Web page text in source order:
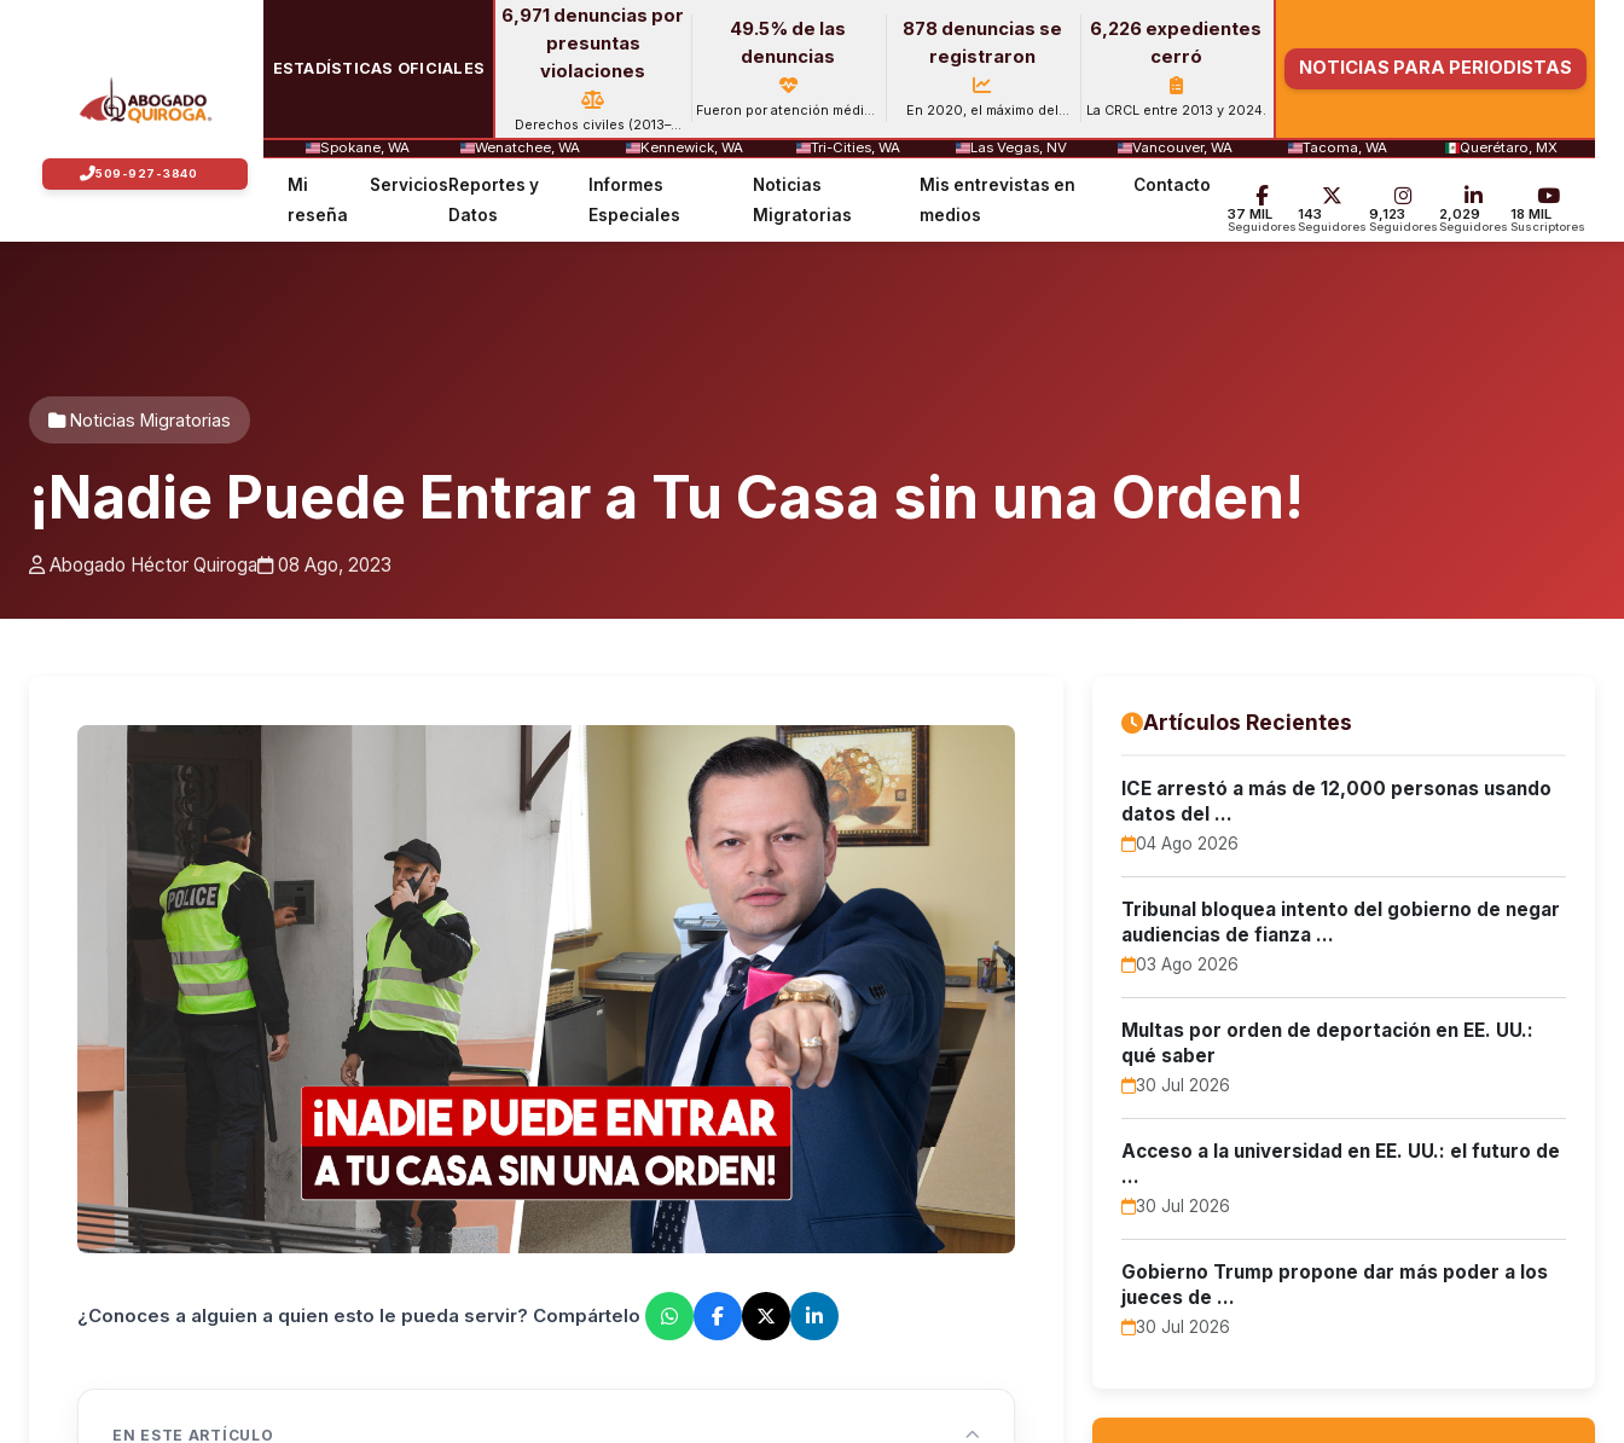
ESTADÍSTICAS OFICIALES
6,971 denuncias por
presuntas
violaciones
Derechos civiles (2013–
2024).
49.5% de las
denuncias
Fueron por atención médica
878 denuncias se
registraron
En 2020, el máximo del
6,226 expedientes
cerró
La CRCL entre 2013 y 2024.
NOTICIAS PARA PERIODISTAS
Spokane, WA Wenatchee, WA Kennewick, WA Tri-Cities, WA Las Vegas, NV Vancouver, WA Tacoma, WA Querétaro, MX
Mi
reseña
ServiciosReportes y
Datos
Informes
Especiales
Noticias
Migratorias
Mis entrevistas en
medios
Contacto
37 MIL
Seguidores
143
Seguidores
9,123
Seguidores
2,029
Seguidores
18 MIL
Suscriptores
Noticias Migratorias
¡Nadie Puede Entrar a Tu Casa sin una Orden!
Abogado Héctor Quiroga 08 Ago, 2023
¿Conoces a alguien a quien esto le pueda servir? Compártelo
EN ESTE ARTÍCULO
Artículos Recientes
ICE arrestó a más de 12,000 personas usando
datos del …
04 Ago 2026
Tribunal bloquea intento del gobierno de negar
audiencias de fianza …
03 Ago 2026
Multas por orden de deportación en EE. UU.:
qué saber
30 Jul 2026
Acceso a la universidad en EE. UU.: el futuro de
…
30 Jul 2026
Gobierno Trump propone dar más poder a los
jueces de …
30 Jul 2026